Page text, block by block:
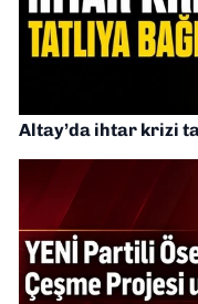
Altay’da ihtar krizi